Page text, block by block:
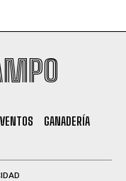
GANADERÍA